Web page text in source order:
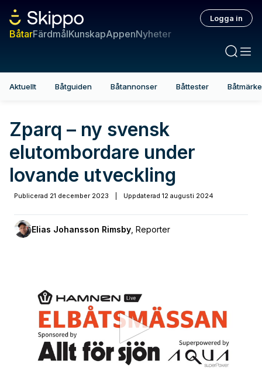
BåtarFärdmålKunskapAppenNyheter
Logga in
Aktuellt Båtguiden Båtannonser Båttester
Zparq – ny svensk
elutombordare under
lovande utveckling
Publicerad 21 december 2023 Uppdaterad 12 augusti 2024
Elias Johansson Rimsby Reporter